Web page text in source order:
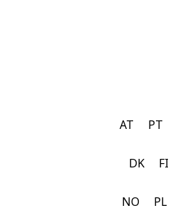
AT PT
DK FI
NO PL